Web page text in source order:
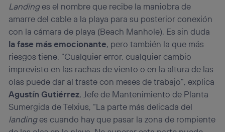
Landinges el nombre que recibe la maniobra de
amarre del cable a la playa para su posterior conexión
con la cámara de playa (Beach Manhole). Es sin duda
la fase más emocionante, pero también la que más
riesgos tiene. “Cualquier error, cualquier cambio
imprevisto en las rachas de viento o en la altura de las
olas puede dar al traste con meses de trabajo”, explica
Agustín Gutiérrez, Jefe de Mantenimiento de Planta
Sumergida de Telxius, “La parte más delicada del
landinges cuando hay que pasar la zona de rompiente